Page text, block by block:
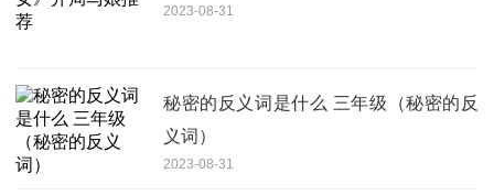
2023-08-31
秘密的反义词是什么 三年级（秘密的反
义词）
2023-08-31